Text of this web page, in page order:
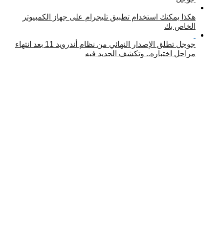
هكذا يمكنك استخدام تطبيق تليجرام على جهاز الكمبيوتر
الخاص بك
جوجل تطلق الإصدار النهائي من نظام أندرويد 11 بعد انتهاء
مراحل اختباره.. وتكشف الجديد فيه